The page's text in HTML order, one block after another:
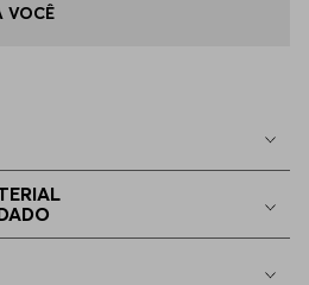
Apenas1no estoque
VOCÊ